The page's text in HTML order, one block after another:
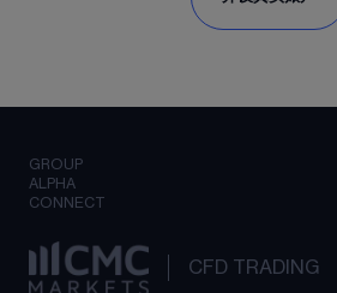
GROUP
ALPHA
CONNECT
CFD TRADING